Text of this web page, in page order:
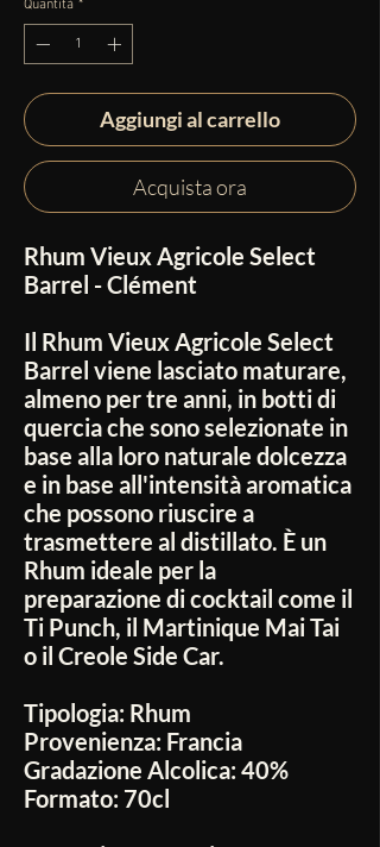
Quantità *
Aggiungi al carrello
Acquista ora
Rhum Vieux Agricole Select
Barrel - Clément
Il Rhum Vieux Agricole Select
Barrel viene lasciato maturare,
almeno per tre anni, in botti di
quercia che sono selezionate in
base alla loro naturale dolcezza
e in base all'intensità aromatica
che possono riuscire a
trasmettere al distillato. È un
Rhum ideale per la
preparazione di cocktail come il
Ti Punch, il Martinique Mai Tai
o il Creole Side Car.
Tipologia: Rhum
Provenienza: Francia
Gradazione Alcolica: 40%
Formato: 70cl